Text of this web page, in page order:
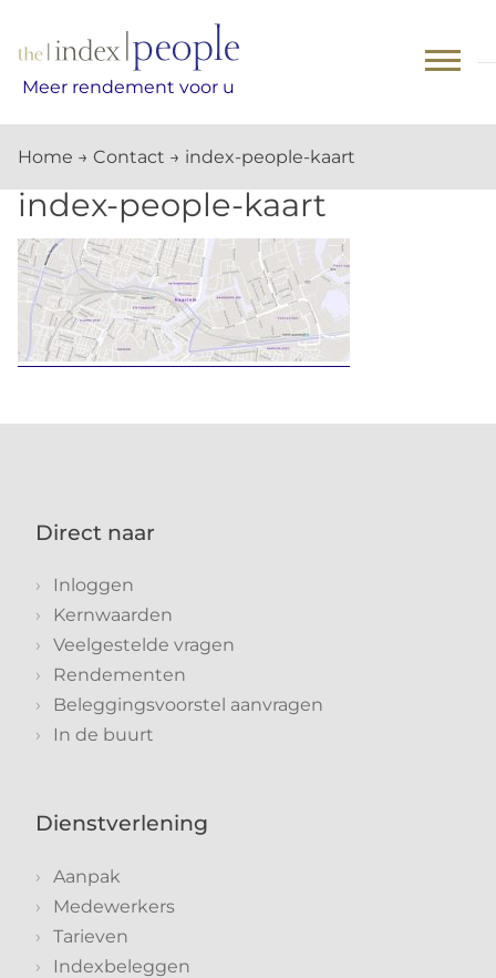
Meer rendement voor u
Home → Contact → index-people-kaart
index-people-kaart
Direct naar
Inloggen
Kernwaarden
Veelgestelde vragen
Rendementen
Beleggingsvoorstel aanvragen
In de buurt
Dienstverlening
Aanpak
Medewerkers
Tarieven
Indexbeleggen